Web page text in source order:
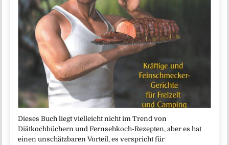
Dieses Buch liegt vielleicht nicht im Trend von
Diätkochbüchern und Fernsehkoch-Rezepten, aber es hat
einen unschätzbaren Vorteil, es verspricht für